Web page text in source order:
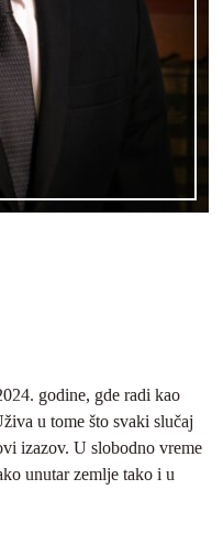
godine, gde radi kao
u tome što svaki slučaj
izazov. U slobodno vreme
unutar zemlje tako i u